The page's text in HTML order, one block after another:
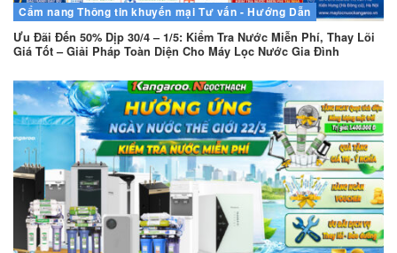
Cẩm nang Thông tin khuyến mại Tư vấn - Hướng Dẫn
Ưu Đãi Đến 50% Dịp 30/4 – 1/5: Kiểm Tra Nước Miễn Phí, Thay Lõi
Giá Tốt – Giải Pháp Toàn Diện Cho Máy Lọc Nước Gia Đình